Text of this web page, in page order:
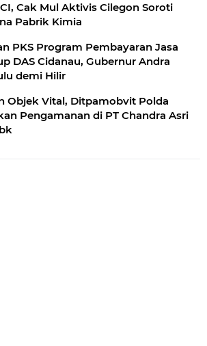
Cak Mul Aktivis Cilegon Soroti
Pabrik Kimia
PKS Program Pembayaran Jasa
DAS Cidanau, Gubernur Andra
demi Hilir
Objek Vital, Ditpamobvit Polda
Pengamanan di PT Chandra Asri